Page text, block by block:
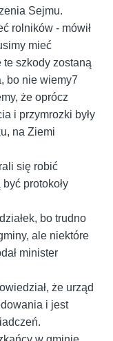
Sejmu.
rolników - mówił
mieć
szkody zostaną
bo nie wiemy7
że oprócz
i przymrozki były
na Ziemi
się robić
protokoły
bo trudno
ale niektóre
minister
że urząd
i jest